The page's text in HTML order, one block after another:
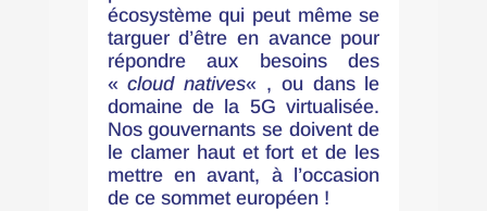
écosystème qui peut même se
targuer d’être en avance pour
répondre aux besoins des
«cloud natives« , ou dans le
domaine de la 5G virtualisée.
Nos gouvernants se doivent de
le clamer haut et fort et de les
mettre en avant, à l’occasion
de ce sommet européen !